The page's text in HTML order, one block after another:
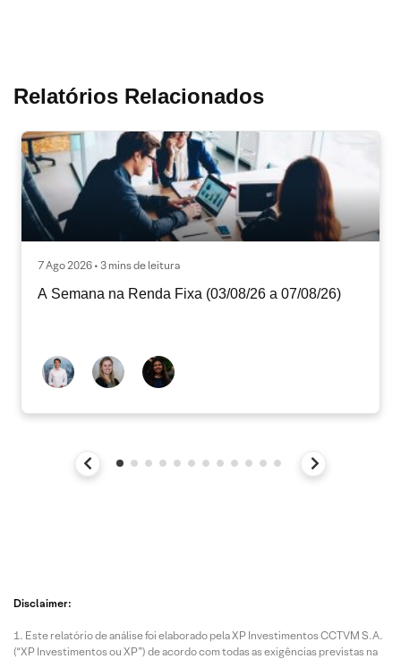
Relatórios Relacionados
7 Ago 2026 • 3 mins de leitura
A Semana na Renda Fixa (03/08/26 a 07/08/26)
Disclaimer:
Este relatório de análise foi elaborado pela XP Investimentos CCTVM S.A.
(“XP Investimentos ou XP”) de acordo com todas as exigências previstas na